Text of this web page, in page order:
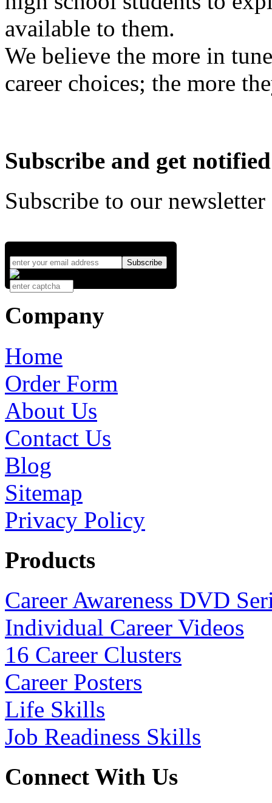
available to them.
We believe the more in
career choices; the more
Subscribe and get notified
Subscribe to our
Company
Home
Order Form
About Us
Contact Us
Blog
Sitemap
Privacy Policy
Products
Career Awareness DVD
Individual Career Videos
16 Career Clusters
Career Posters
Life Skills
Job Readiness Skills
Connect With Us